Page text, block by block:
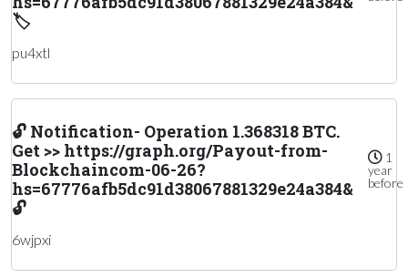
🏷
pu4xtl
🔓 Notification- Operation 1.368318 BTC.
Get >> https://graph.org/Payout-from-
Blockchaincom-06-26?
hs=67776afb5dc91d38067881329e24a384&
🔓
1
year
before
6wjpxi